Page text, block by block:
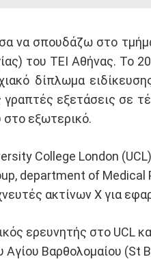
να σπουδάζω στο
του ΤΕΙ Αθήνας. Το
δίπλωμα
εξετάσεις σε
στο εξωτερικό.
College London
department of
ακτίνων Χ για
ερευνητής στο UCL
Αγίου Βαρθολομαίου